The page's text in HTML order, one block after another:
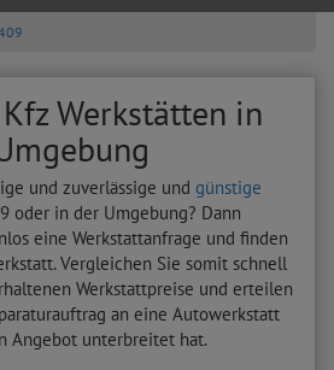
Werkstätten in
und zuverlässige und günstige
oder in der Umgebung? Dann
eine Werkstattanfrage und finden
Vergleichen Sie somit schnell
Werkstattpreise und erteilen
an eine Autowerkstatt
Angebot unterbreitet hat.